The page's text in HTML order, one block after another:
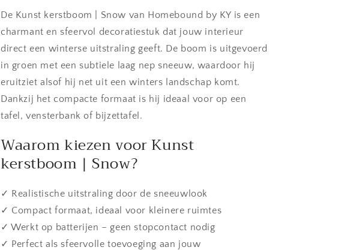
Snow
Snow
De Kunst kerstboom | Snow van Homebound by KY is een
charmant en sfeervol decoratiestuk dat jouw interieur
direct een winterse uitstraling geeft. De boom is uitgevoerd
in groen met een subtiele laag nep sneeuw, waardoor hij
eruitziet alsof hij net uit een winters landschap komt.
Dankzij het compacte formaat is hij ideaal voor op een
tafel, vensterbank of bijzettafel.
Waarom kiezen voor Kunst
kerstboom | Snow?
✓ Realistische uitstraling door de sneeuwlook
✓ Compact formaat, ideaal voor kleinere ruimtes
✓ Werkt op batterijen – geen stopcontact nodig
✓ Perfect als sfeervolle toevoeging aan jouw